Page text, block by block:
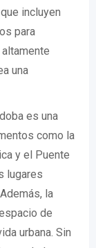
incluyen
para
una
es una
como la
y el Puente
lugares
la
de
urbana. Sin